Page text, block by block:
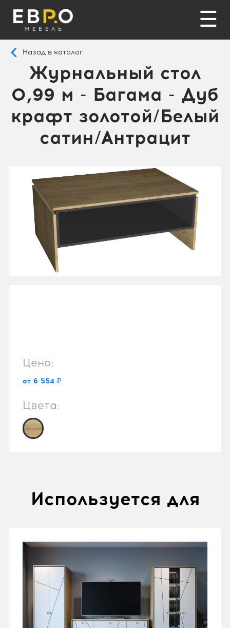
☰
Назад в каталог
Журнальный стол
0,99 м - Багама - Дуб
крафт золотой/Белый
сатин/Антрацит
Цена:
от 6 554 ₽
Цвета:
Используется для